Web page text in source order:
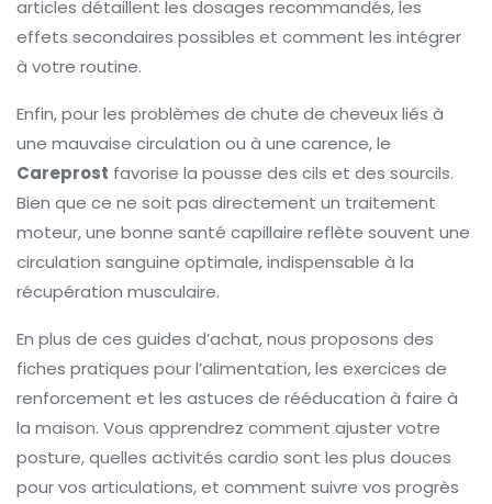
articles détaillent les dosages recommandés, les
effets secondaires possibles et comment les intégrer
à votre routine.
Enfin, pour les problèmes de chute de cheveux liés à
une mauvaise circulation ou à une carence, le
Careprost favorise la pousse des cils et des sourcils.
Bien que ce ne soit pas directement un traitement
moteur, une bonne santé capillaire reflète souvent une
circulation sanguine optimale, indispensable à la
récupération musculaire.
En plus de ces guides d’achat, nous proposons des
fiches pratiques pour l’alimentation, les exercices de
renforcement et les astuces de rééducation à faire à
la maison. Vous apprendrez comment ajuster votre
posture, quelles activités cardio sont les plus douces
pour vos articulations, et comment suivre vos progrès